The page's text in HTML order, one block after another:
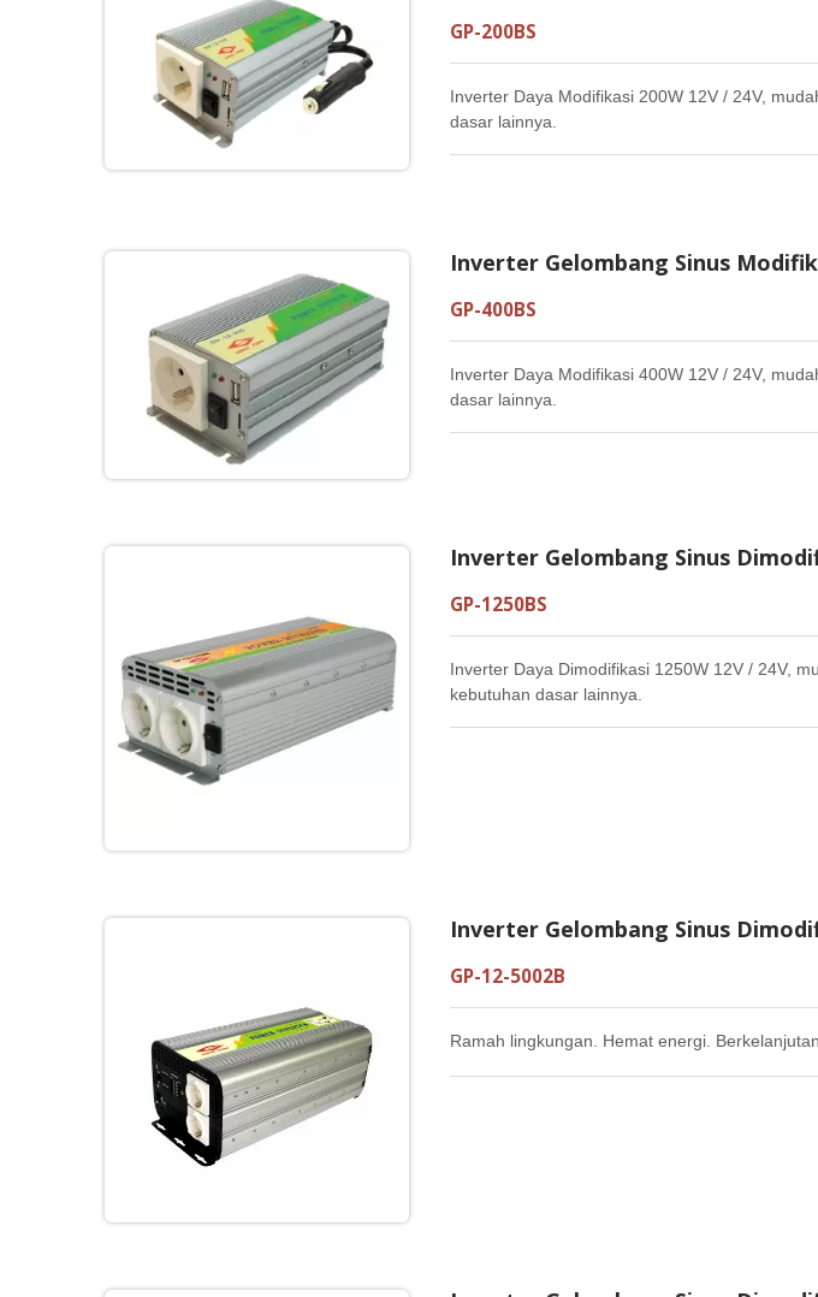
GP-200BS
Inverter Daya Modifikasi 200W 12V / 24V,
dasar lainnya.
Inverter Gelombang Sinus
GP-400BS
Inverter Daya Modifikasi 400W 12V / 24V,
dasar lainnya.
Inverter Gelombang Sinus
GP-1250BS
Inverter Daya Dimodifikasi 1250W 12V / 24V,
kebutuhan dasar lainnya.
Inverter Gelombang Sinus
GP-12-5002B
Ramah lingkungan. Hemat energi.